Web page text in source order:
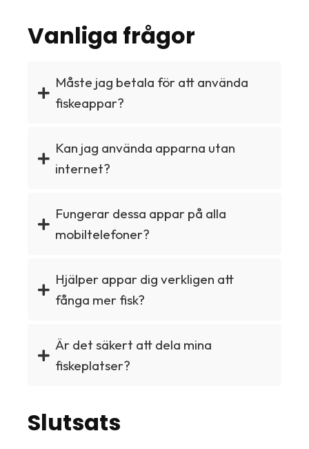
Vanliga frågor
Måste jag betala för att använda
fiskeappar?
Kan jag använda apparna utan
internet?
Fungerar dessa appar på alla
mobiltelefoner?
Hjälper appar dig verkligen att
fånga mer fisk?
Är det säkert att dela mina
fiskeplatser?
Slutsats